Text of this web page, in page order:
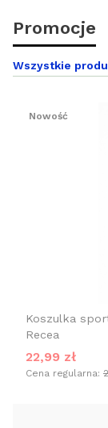
Promocje
Wszystkie
Nowość
Koszulka
Recea
Cena
22,99 zł
Cena regularna: